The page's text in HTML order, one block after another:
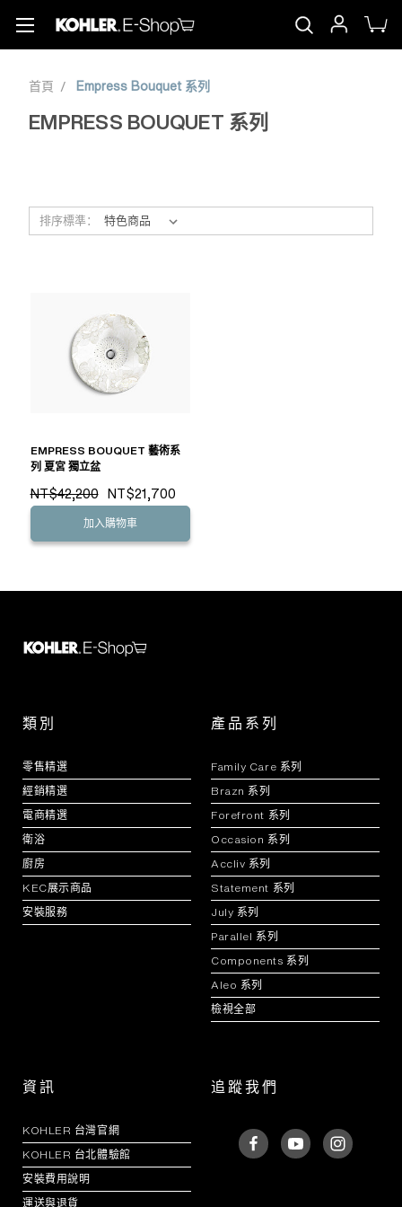
首頁 Empress Bouquet 系列
EMPRESS BOUQUET 系列
排序標準：
EMPRESS BOUQUET 藝術系
列 夏宮 獨立盆
NT$42,200 NT$21,700
加入購物車
類別
零售精選
經銷精選
電商精選
衛浴
廚房
KEC展示商品
安裝服務
產品系列
Family Care 系列
Brazn 系列
Forefront 系列
Occasion 系列
Accliv 系列
Statement 系列
July 系列
Parallel 系列
Components 系列
Aleo 系列
檢視全部
資訊
KOHLER 台灣官網
KOHLER 台北體驗館
安裝費用說明
運送與退貨
追蹤我們